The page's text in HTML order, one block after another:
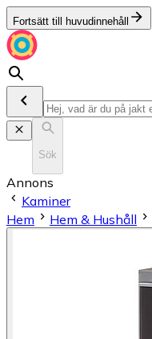
Fortsätt till huvudinnehåll
Sök
Annons
Kaminer
Hem
Hem & Hushåll